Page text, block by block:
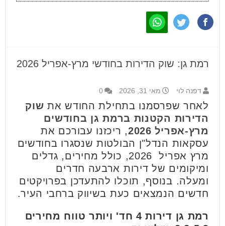
רמת גן: שוק הדירות בחודשי מרץ-אפריל 2026
דפנה לוי מאי 31, 2026 0
לאחר שפרסמנו בתחילת החודש את שוק
הדירות הקטנות ברמת גן בחודשים
מרץ-אפריל 2026
, ריכזנו עבורכם את
עסקאות הנדל"ן הבולטות שנסגרו בחודשים
מרץ אפריל 2026, כולל מחירים, גדלים
ומיקומים של דירות ארבעה חדרים
ומעלה. בנוסף, תוכלו להתעדכן בפרויקטים
חדשים הנמצאים כעת בשיווק ברחבי העיר.
רמת גן דירות 4 חד' ויותר טווח מחירים